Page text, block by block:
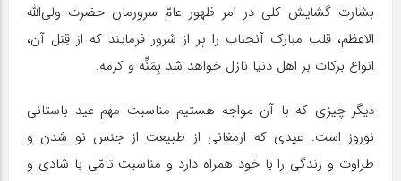
بشارت گشایش کلی در امر ظهور عامّ سرورمان حضرت ولی‌الله
الاعظم، قلب مبارک آنجناب را پر از سُرور فرمایند که از قِبَل آن،
انواع برکات بر اهل دنیا نازل خواهد شد بِمَنِّه و کرمه.
دیگر چیزی که با آن مواجه هستیم مناسبت مهم عید باستانی
نوروز است. عیدی که ارمغانی از طبیعت از جنس نو شدن و
طراوت و زندگی را با خود همراه دارد و مناسبت تامّی با شادی و